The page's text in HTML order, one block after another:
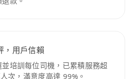
，用戶信賴
培訓每位司機，已累積服務超
次，滿意度高達 99%。